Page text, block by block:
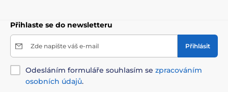
Přihlaste se do newsletteru
Zde napište váš e-mail Přihlásit
Odesláním formuláře souhlasím se zpracováním
osobních údajů.